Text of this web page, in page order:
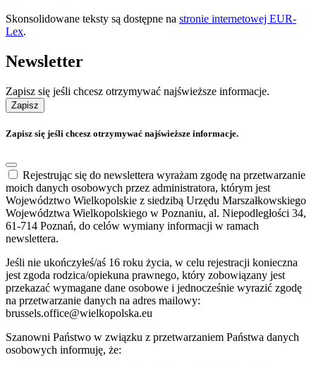
Skonsolidowane teksty są dostępne na stronie internetowej EUR-
Lex.
Newsletter
Zapisz się jeśli chcesz otrzymywać najświeższe informacje.
Zapisz
Zapisz się jeśli chcesz otrzymywać najświeższe informacje.
Rejestrując się do newslettera wyrażam zgodę na przetwarzanie
moich danych osobowych przez administratora, którym jest
Województwo Wielkopolskie z siedzibą Urzędu Marszałkowskiego
Województwa Wielkopolskiego w Poznaniu, al. Niepodległości 34,
61-714 Poznań, do celów wymiany informacji w ramach
newslettera.
Jeśli nie ukończyłeś/aś 16 roku życia, w celu rejestracji konieczna
jest zgoda rodzica/opiekuna prawnego, który zobowiązany jest
przekazać wymagane dane osobowe i jednocześnie wyrazić zgodę
na przetwarzanie danych na adres mailowy:
brussels.office@wielkopolska.eu
Szanowni Państwo w związku z przetwarzaniem Państwa danych
osobowych informuję, że: